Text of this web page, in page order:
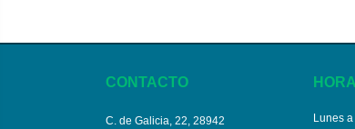
CONTACTO
C. de Galicia, 22, 28942
Lunes